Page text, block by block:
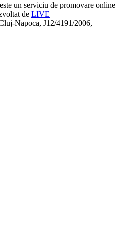
este un serviciu de promovare online
de LIVE
Napoca, J12/4191/2006,